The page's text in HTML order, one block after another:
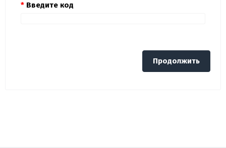
Введите код
Продолжить